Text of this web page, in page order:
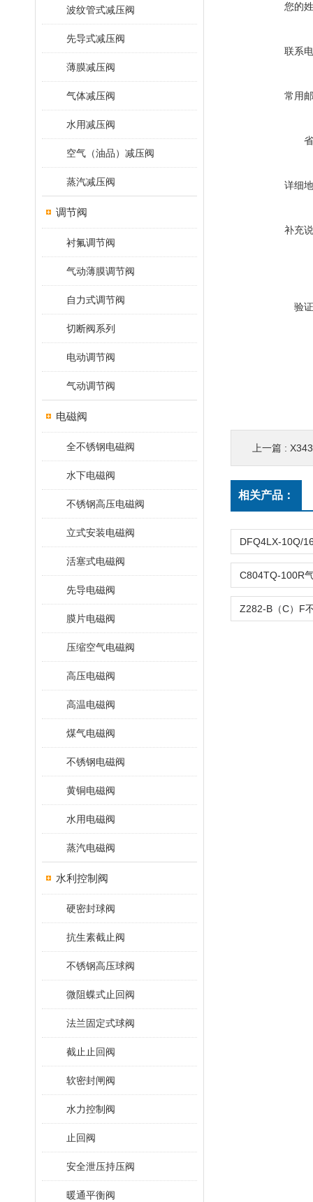
波纹管式减压阀
先导式减压阀
薄膜减压阀
气体减压阀
水用减压阀
空气（油品）减压阀
蒸汽减压阀
调节阀
衬氟调节阀
气动薄膜调节阀
自力式调节阀
切断阀系列
电动调节阀
气动调节阀
电磁阀
全不锈钢电磁阀
水下电磁阀
不锈钢高压电磁阀
立式安装电磁阀
活塞式电磁阀
先导电磁阀
膜片电磁阀
压缩空气电磁阀
高压电磁阀
高温电磁阀
煤气电磁阀
不锈钢电磁阀
黄铜电磁阀
水用电磁阀
蒸汽电磁阀
水利控制阀
硬密封球阀
抗生素截止阀
不锈钢高压球阀
微阻蝶式止回阀
法兰固定式球阀
截止止回阀
软密封闸阀
水力控制阀
止回阀
安全泄压持压阀
暖通平衡阀
您的
联系
常用
详细
补充
验
上一篇 :
相关产品：